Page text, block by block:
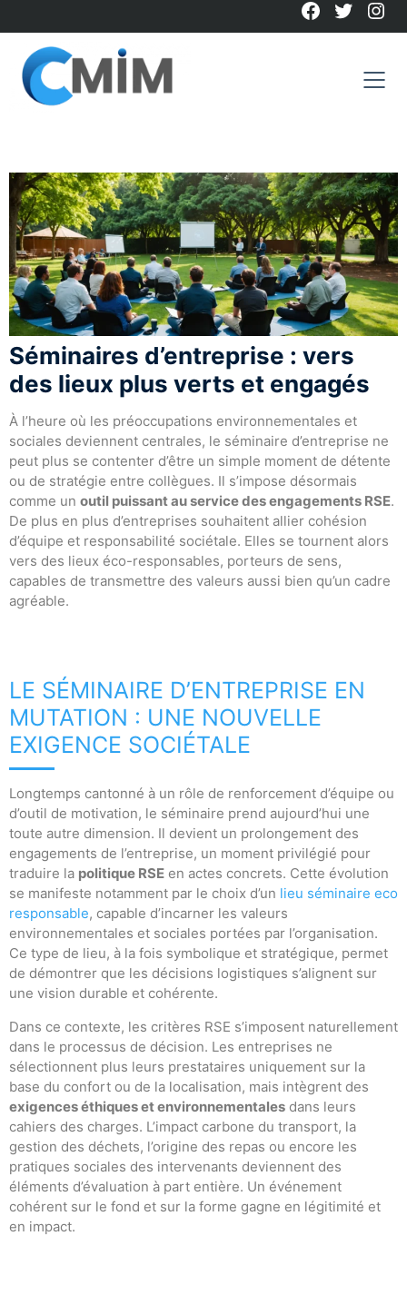
to
content
Facebook
Twitter
Séminaires d’entreprise : vers
des lieux plus verts et engagés
À l’heure où les préoccupations environnementales et
sociales deviennent centrales, le séminaire d’entreprise ne
peut plus se contenter d’être un simple moment de détente
ou de stratégie entre collègues. Il s’impose désormais
comme un outil puissant au service des engagements RSE.
De plus en plus d’entreprises souhaitent allier cohésion
d’équipe et responsabilité sociétale. Elles se tournent alors
vers des lieux éco-responsables, porteurs de sens,
capables de transmettre des valeurs aussi bien qu’un cadre
agréable.
LE SÉMINAIRE D’ENTREPRISE EN
MUTATION : UNE NOUVELLE
EXIGENCE SOCIÉTALE
Longtemps cantonné à un rôle de renforcement d’équipe ou
d’outil de motivation, le séminaire prend aujourd’hui une
toute autre dimension. Il devient un prolongement des
engagements de l’entreprise, un moment privilégié pour
traduire la politique RSE en actes concrets. Cette évolution
se manifeste notamment par le choix d’un lieu séminaire eco
responsable, capable d’incarner les valeurs
environnementales et sociales portées par l’organisation.
Ce type de lieu, à la fois symbolique et stratégique, permet
de démontrer que les décisions logistiques s’alignent sur
une vision durable et cohérente.
Dans ce contexte, les critères RSE s’imposent naturellement
dans le processus de décision. Les entreprises ne
sélectionnent plus leurs prestataires uniquement sur la
base du confort ou de la localisation, mais intègrent des
exigences éthiques et environnementales dans leurs
cahiers des charges. L’impact carbone du transport, la
gestion des déchets, l’origine des repas ou encore les
pratiques sociales des intervenants deviennent des
éléments d’évaluation à part entière. Un événement
cohérent sur le fond et sur la forme gagne en légitimité et
en impact.